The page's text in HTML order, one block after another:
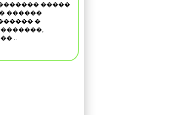
�����
������
�
..